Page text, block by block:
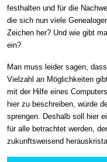
festhalten und für die
die sich nun viele
Zeichen her? Und wie gibt
ein?
Man muss leider sagen,
Vielzahl an Möglichkeiten
mit der Hilfe eines
hier zu beschreiben, würde
sprengen. Deshalb soll hier
für alle betrachtet werden,
zukunftsweisend